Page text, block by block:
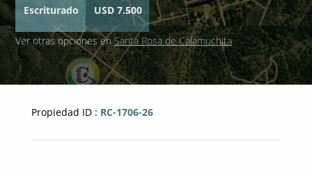
Escriturado USD 7.500
Ver otras opciones enSanta Rosa de Calamuchita
Propiedad ID : RC-1706-26